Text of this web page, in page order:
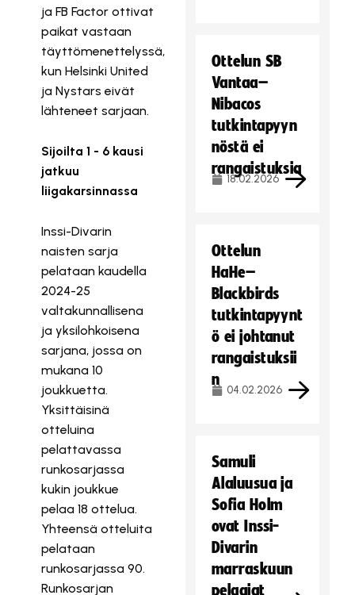
ja FB Factor ottivat
paikat vastaan
täyttömenettelyssä,
kun Helsinki United
ja Nystars eivät
lähteneet sarjaan.
Sijoilta 1 - 6 kausi
jatkuu
liigakarsinnassa
Inssi-Divarin
naisten sarja
pelataan kaudella
2024-25
valtakunnallisena
ja yksilohkoisena
sarjana, jossa on
mukana 10
joukkuetta.
Yksittäisinä
otteluina
pelattavassa
runkosarjassa
kukin joukkue
pelaa 18 ottelua.
Yhteensä otteluita
pelataan
runkosarjassa 90.
Runkosarjan
Ottelun SB
Vantaa–
Nibacos
tutkintapyyn
nöstä ei
rangaistuksia
18.02.2026
Ottelun
HaHe–
Blackbirds
tutkintapyynt
ö ei johtanut
rangaistuksii
n
04.02.2026
Samuli
Alaluusua ja
Sofia Holm
ovat Inssi-
Divarin
marraskuun
pelaajat